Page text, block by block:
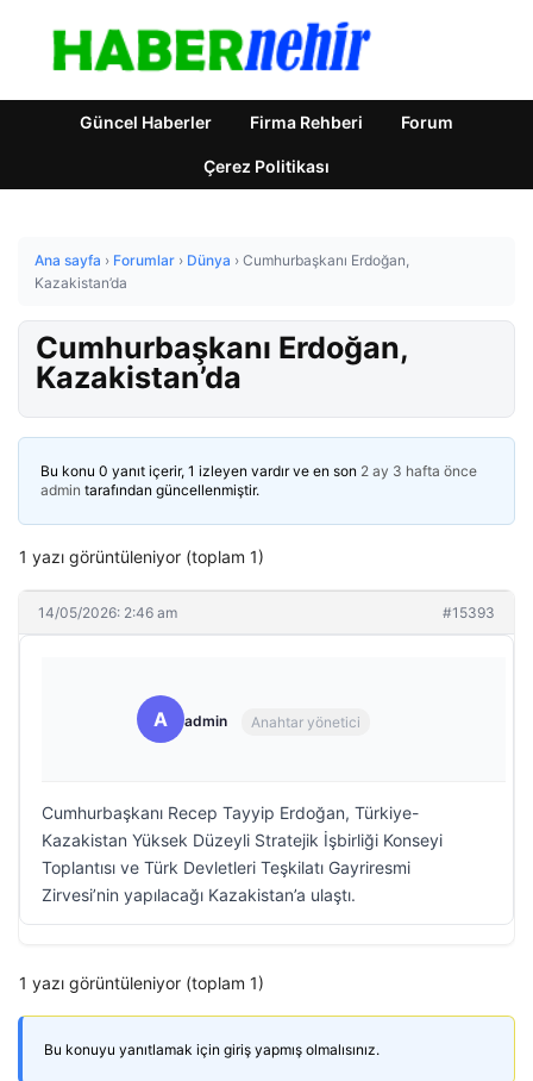
Güncel Haberler Firma Rehberi Forum
Çerez Politikası
Ana sayfa › Forumlar › Dünya › Cumhurbaşkanı Erdoğan,
Kazakistan’da
Cumhurbaşkanı Erdoğan,
Kazakistan’da
Bu konu 0 yanıt içerir, 1 izleyen vardır ve en son 2 ay 3 hafta önce
admin tarafından güncellenmiştir.
1 yazı görüntüleniyor (toplam 1)
14/05/2026: 2:46 am #15393
A admin Anahtar yönetici
Cumhurbaşkanı Recep Tayyip Erdoğan, Türkiye-
Kazakistan Yüksek Düzeyli Stratejik İşbirliği Konseyi
Toplantısı ve Türk Devletleri Teşkilatı Gayriresmi
Zirvesi’nin yapılacağı Kazakistan’a ulaştı.
1 yazı görüntüleniyor (toplam 1)
Bu konuyu yanıtlamak için giriş yapmış olmalısınız.